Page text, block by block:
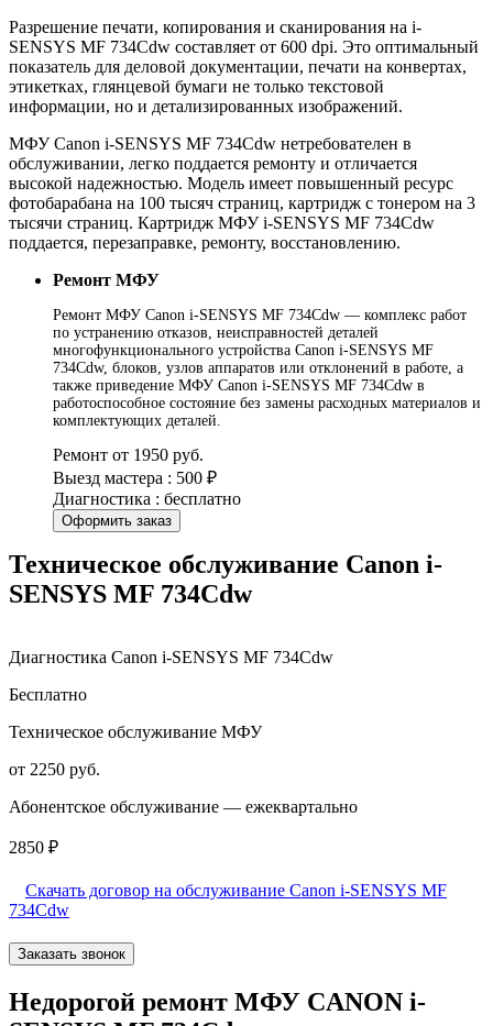
Разрешение печати, копирования и сканирования на i-
SENSYS MF 734Cdw составляет от 600 dpi. Это оптимальный
показатель для деловой документации, печати на конвертах,
этикетках, глянцевой бумаги не только текстовой
информации, но и детализированных изображений.
МФУ Canon i-SENSYS MF 734Cdw нетребователен в
обслуживании, легко поддается ремонту и отличается
высокой надежностью. Модель имеет повышенный ресурс
фотобарабана на 100 тысяч страниц, картридж с тонером на 3
тысячи страниц. Картридж МФУ i-SENSYS MF 734Cdw
поддается, перезаправке, ремонту, восстановлению.
Ремонт МФУ
Ремонт МФУ Canon i-SENSYS MF 734Cdw — комплекс работ
по устранению отказов, неисправностей деталей
многофункционального устройства Canon i-SENSYS MF
734Cdw, блоков, узлов аппаратов или отклонений в работе, а
также приведение МФУ Canon i-SENSYS MF 734Cdw в
работоспособное состояние без замены расходных материалов и
комплектующих деталей.
Ремонт от 1950 руб.
Выезд мастера : 500 ₽
Диагностика : бесплатно
Оформить заказ
Техническое обслуживание Canon i-
SENSYS MF 734Cdw
Диагностика Canon i-SENSYS MF 734Cdw
Бесплатно
Техническое обслуживание МФУ
от 2250 руб.
Абонентское обслуживание — ежеквартально
2850 ₽
Скачать договор на обслуживание Canon i-SENSYS MF
734Cdw
Заказать звонок
Недорогой ремонт МФУ CANON i-